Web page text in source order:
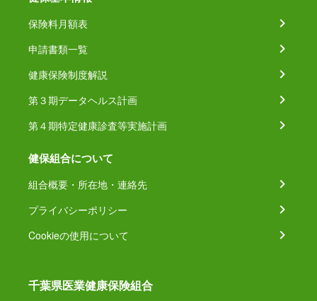
保険料月額表
申請書類一覧
健康保険制度解説
第３期データヘルス計画
第４期特定健康診査等実施計画
健保組合について
組合概要・所在地・連絡先
プライバシーポリシー
Cookieの使用について
千葉県医業健康保険組合